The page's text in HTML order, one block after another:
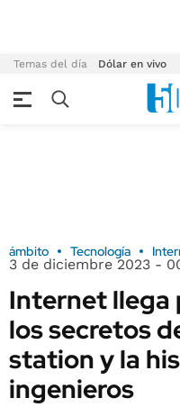
Temas del día Dólar en vivo
ámbito Tecnología
3 de diciembre 2023 -
Internet llega
los secretos
station y la
ingenieros